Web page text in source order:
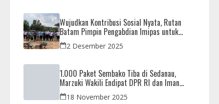
Wujudkan Kontribusi Sosial Nyata, Rutan
Batam Pimpin Pengabdian Imipas untuk
Negeri di Masjid Syahrom Ba’dawi
2 Desember 2025
1.000 Paket Sembako Tiba di Sedanau,
Marzuki Wakili Endipat DPR RI dan Iman
Sutiawan Kawal Reses di Natuna
18 November 2025